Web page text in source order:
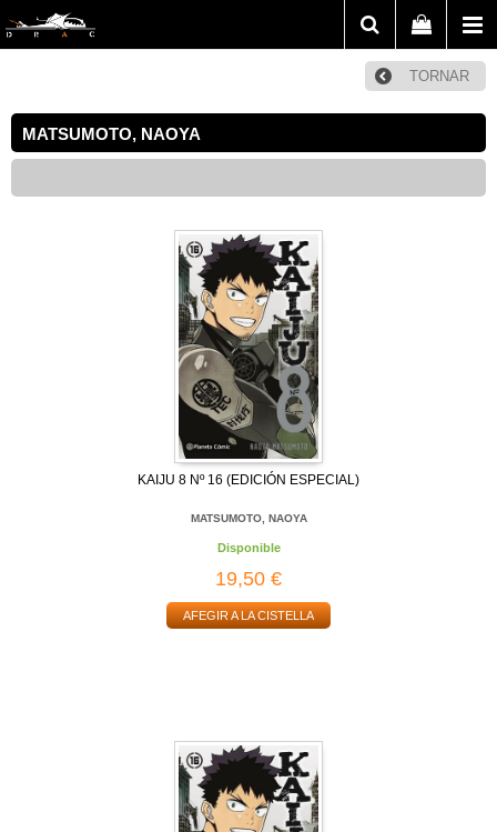
TORNAR
MATSUMOTO, NAOYA
KAIJU 8 Nº 16 (EDICIÓN ESPECIAL)
MATSUMOTO, NAOYA
Disponible
19,50 €
AFEGIR A LA CISTELLA